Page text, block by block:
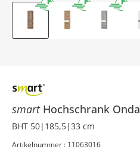
smart Hochschrank Onda
BHT 50|185,5|33 cm
Artikelnummer : 11063016